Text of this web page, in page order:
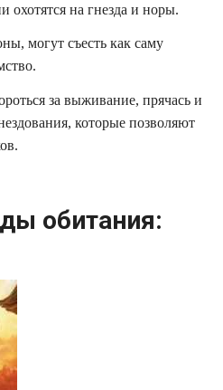
охотятся на гнезда и норы.
могут съесть как саму
за выживание, прячась и
которые позволяют
обитания: